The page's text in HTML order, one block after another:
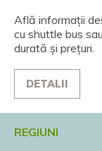
Află informații
cu shuttle bus
durată și prețuri.
DETALII
REGIUNI